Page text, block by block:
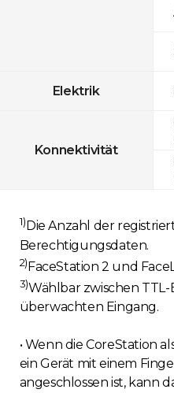
Elektrik
Konnektivität
1) Die Anzahl der
Berechtigungsdaten.
2)FaceStation 2 und
3)Wählbar zwischen
überwachten Eingang.
• Wenn die CoreStation
ein Gerät mit einem
angeschlossen ist, kann